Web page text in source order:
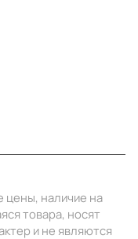
цены, наличие на
товара, носят
и не являются